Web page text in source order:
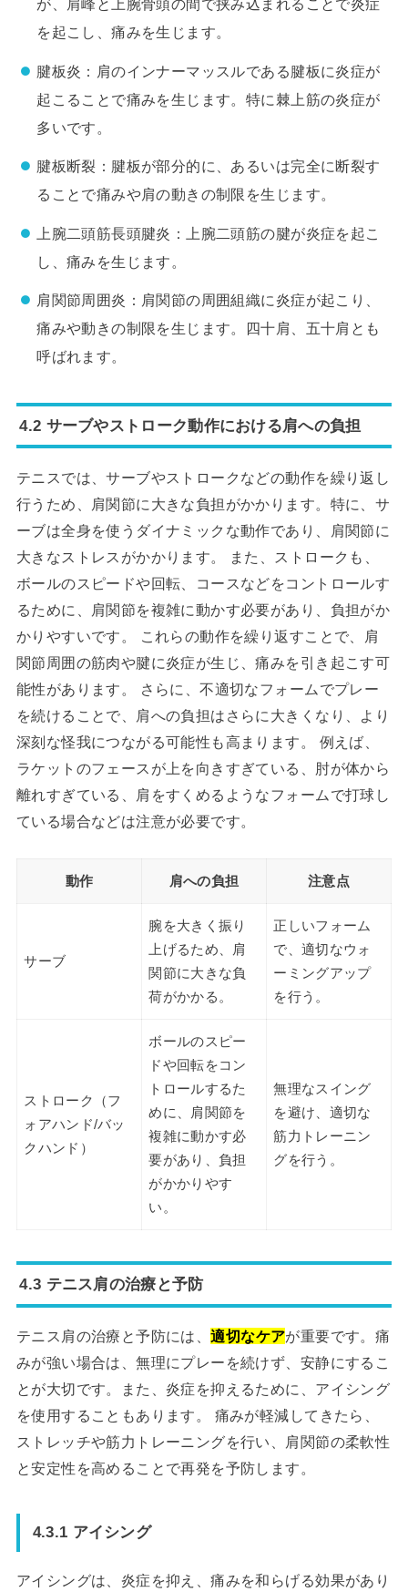
が、肩峰と上腕骨頭の間で挟み込まれることで炎症
を起こし、痛みを生じます。
腱板炎：肩のインナーマッスルである腱板に炎症が
起こることで痛みを生じます。特に棘上筋の炎症が
多いです。
腱板断裂：腱板が部分的に、あるいは完全に断裂す
ることで痛みや肩の動きの制限を生じます。
上腕二頭筋長頭腱炎：上腕二頭筋の腱が炎症を起こ
し、痛みを生じます。
肩関節周囲炎：肩関節の周囲組織に炎症が起こり、
痛みや動きの制限を生じます。四十肩、五十肩とも
呼ばれます。
4.2 サーブやストローク動作における肩への負担
テニスでは、サーブやストロークなどの動作を繰り返し
行うため、肩関節に大きな負担がかかります。特に、サ
ーブは全身を使うダイナミックな動作であり、肩関節に
大きなストレスがかかります。 また、ストロークも、
ボールのスピードや回転、コースなどをコントロールす
るために、肩関節を複雑に動かす必要があり、負担がか
かりやすいです。 これらの動作を繰り返すことで、肩
関節周囲の筋肉や腱に炎症が生じ、痛みを引き起こす可
能性があります。 さらに、不適切なフォームでプレー
を続けることで、肩への負担はさらに大きくなり、より
深刻な怪我につながる可能性も高まります。 例えば、
ラケットのフェースが上を向きすぎている、肘が体から
離れすぎている、肩をすくめるようなフォームで打球し
ている場合などは注意が必要です。
動作 肩への負担 注意点
サーブ
腕を大きく振り
上げるため、肩
関節に大きな負
荷がかかる。
正しいフォーム
で、適切なウォ
ーミングアップ
を行う。
ストローク（フ
ォアハンド/バッ
クハンド）
ボールのスピー
ドや回転をコン
トロールするた
めに、肩関節を
複雑に動かす必
要があり、負担
がかかりやす
い。
無理なスイング
を避け、適切な
筋力トレーニン
グを行う。
4.3 テニス肩の治療と予防
テニス肩の治療と予防には、適切なケアが重要です。痛
みが強い場合は、無理にプレーを続けず、安静にするこ
とが大切です。また、炎症を抑えるために、アイシング
を使用することもあります。 痛みが軽減してきたら、
ストレッチや筋力トレーニングを行い、肩関節の柔軟性
と安定性を高めることで再発を予防します。
4.3.1 アイシング
アイシングは、炎症を抑え、痛みを和らげる効果があり